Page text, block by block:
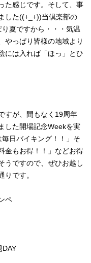
た感じです。そして、事
した((+_+))当倶楽部の
夏ですから・・・気温
やっぱり皆様の地域より
には入れば「ほっ」とひ
すが、間もなく19周年
した開場記念Weekを実
日バイキング！！」そ
金もお得！！」などお得
うですので、ぜひお越し
りです。
ペ